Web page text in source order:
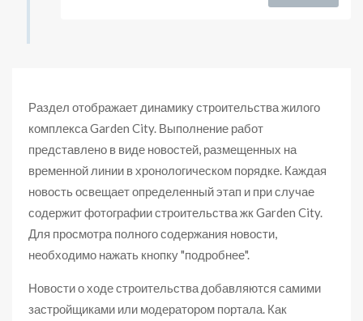
Раздел отображает динамику строительства жилого
комплекса Garden City. Выполнение работ
представлено в виде новостей, размещенных на
временной линии в хронологическом порядке. Каждая
новость освещает определенный этап и при случае
содержит фотографии строительства жк Garden City.
Для просмотра полного содержания новости,
необходимо нажать кнопку "подробнее".
Новости о ходе строительства добавляются самими
застройщиками или модератором портала. Как